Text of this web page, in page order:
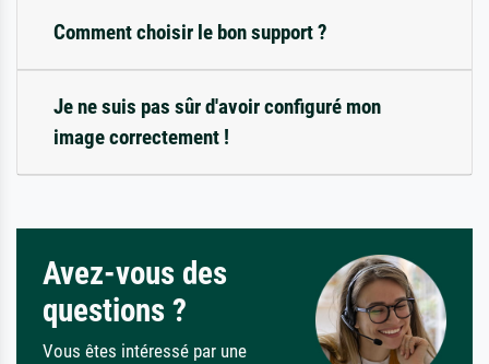
Comment choisir le bon support ?
Je ne suis pas sûr d'avoir configuré mon
image correctement !
Avez-vous des
questions ?
Vous êtes intéressé par une